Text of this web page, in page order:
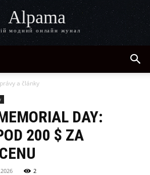
Alpama
модний онлайн жунал
a články
DAY:
200 $ ZA
2